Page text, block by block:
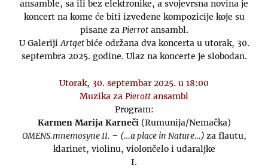
ansamble, sa ili bez elektronike, a svojevrsna novina je
koncert na kome će biti izvedene kompozicije koje su
pisane za Pierrotansambl.
U GalerijiArtgetbiće održana dva koncerta u utorak, 30.
septembra 2025. godine. Ulaz na koncerte je slobodan.
Utorak, 30. septembar 2025. u 18:00
Muzika za Pierott ansambl
Program:
Karmen Marija Karneči (Rumunija/Nemačka)
OMENS.mnemosyne II. – (…a place in Nature…) za flautu,
klarinet, violinu, violončelo i udaraljke
I.